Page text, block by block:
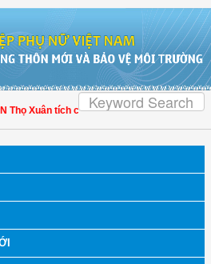
Xuân tích cực góp phần nâng cao tỷ lệ